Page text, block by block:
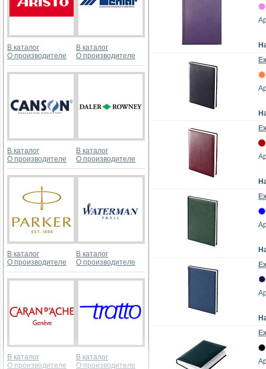
В каталог
О производителе
В каталог
О производителе
В каталог
О производителе
В каталог
О производителе
В каталог
О производителе
В каталог
О производителе
В каталог
О производителе
В каталог
О производителе